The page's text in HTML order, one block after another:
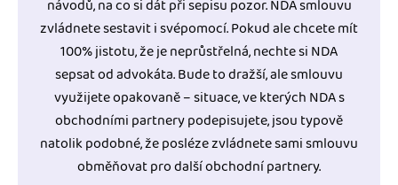
návodů, na co si dát při sepisu pozor. NDA smlouvu
zvládnete sestavit i svépomocí. Pokud ale chcete mít
100% jistotu, že je neprůstřelná, nechte si NDA
sepsat od advokáta. Bude to dražší, ale smlouvu
využijete opakovaně – situace, ve kterých NDA s
obchodními partnery podepisujete, jsou typově
natolik podobné, že posléze zvládnete sami smlouvu
obměňovat pro další obchodní partnery.